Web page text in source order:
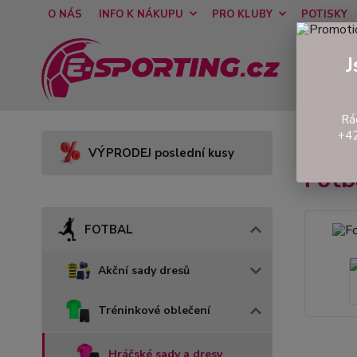
O NÁS INFO K NÁKUPU PRO KLUBY POTISKY
VÝPRODEJ poslední kusy
FOTBAL
Akční sady dresů
Tréninkové oblečení